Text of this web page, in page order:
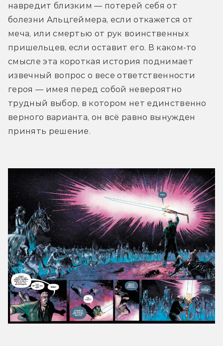
навредит близким — потерей себя от
болезни Альцгеймера, если откажется от
меча, или смертью от рук воинственных
пришельцев, если оставит его. В каком-то
смысле эта короткая история поднимает
извечный вопрос о весе ответственности
героя — имея перед собой невероятно
трудный выбор, в котором нет единственно
верного варианта, он всё равно вынужден
принять решение.